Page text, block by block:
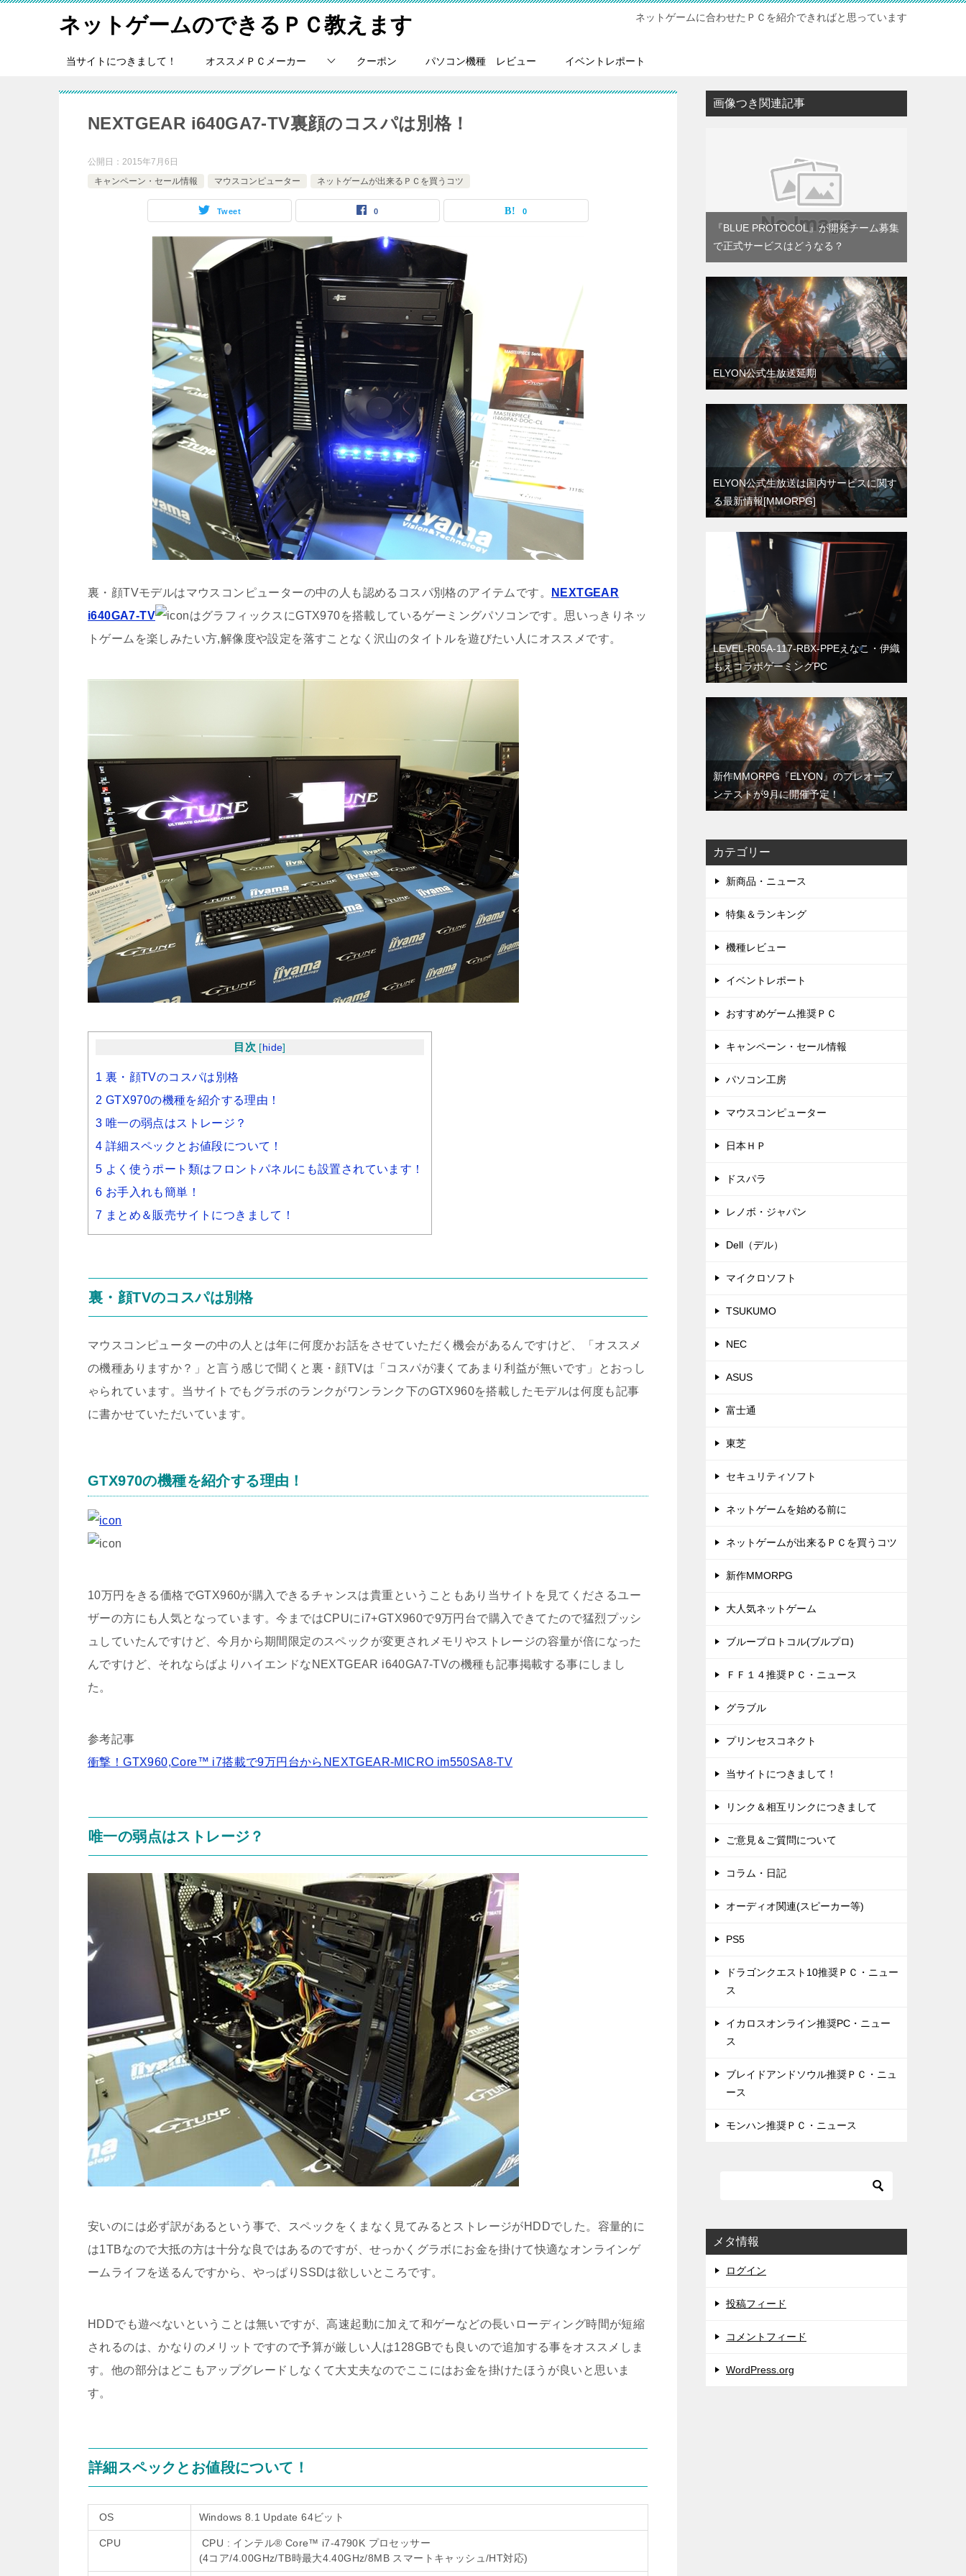
ネットゲームのできるＰＣ教えます ネットゲームに合わせたＰＣを紹介できればと思っています
当サイトにつきまして！ オススメＰＣメーカー クーポン パソコン機種 レビュー イベントレポート
NEXTGEAR i640GA7-TV裏顔のコスパは別格！
公開日： 2015年7月6日
キャンペーン・セール情報
マウスコンピューター ネットゲームが出来るＰＣを買うコツ
Tweet 0 0
裏・顔TVモデルはマウスコンピューターの中の人も認めるコスパ別格のアイテムです。
NEXTGEAR
i640GA7-TV
はグラフィックスにGTX970を搭載しているゲーミングパソコンです。思いっきりネッ
トゲームを楽しみたい方,解像度や設定を落すことなく沢山のタイトルを遊びたい人にオススメです。
目次 [ hide]
1 裏・顔TVのコスパは別格
2 GTX970の機種を紹介する理由！
3 唯一の弱点はストレージ？
4 詳細スペックとお値段について！
5 よく使うポート類はフロントパネルにも設置されています！
6 お手入れも簡単！
7 まとめ＆販売サイトにつきまして！
裏・顔TVのコスパは別格
マウスコンピューターの中の人とは年に何度かお話をさせていただく機会があるんですけど、「オススメ
の機種ありますか？」と言う感じで聞くと裏・顔TVは「コスパが凄くてあまり利益が無いです」とおっし
ゃられています。当サイトでもグラボのランクがワンランク下のGTX960を搭載したモデルは何度も記事
に書かせていただいています。
GTX970の機種を紹介する理由！
10万円をきる価格でGTX960が購入できるチャンスは貴重ということもあり当サイトを見てくださるユー
ザーの方にも人気となっています。今まではCPUにi7+GTX960で9万円台で購入できてたので猛烈プッシ
ュしていたんですけど、今月から期間限定のスペックが変更されメモリやストレージの容量が倍になった
んですけど、それならばよりハイエンドなNEXTGEAR i640GA7-TVの機種も記事掲載する事にしまし
た。
参考記事
衝撃！GTX960,Core™ i7搭載で9万円台からNEXTGEAR-MICRO im550SA8-TV
唯一の弱点はストレージ？
安いのには必ず訳があるという事で、スペックをくまなく見てみるとストレージがHDDでした。容量的に
は1TBなので大抵の方は十分な良ではあるのですが、せっかくグラボにお金を掛けて快適なオンラインゲ
ームライフを送るんですから、やっぱりSSDは欲しいところです。
HDDでも遊べないということは無いですが、高速起動に加えて和ゲーなどの長いローディング時間が短縮
されるのは、かなりのメリットですので予算が厳しい人は128GBでも良いので追加する事をオススメしま
す。他の部分はどこもアップグレードしなくて大丈夫なのでここにはお金を掛けたほうが良いと思いま
す。
詳細スペックとお値段について！
OS Windows 8.1 Update 64ビット
CPU
CPU : インテル® Core™ i7-4790K プロセッサー
(4コア/4.00GHz/TB時最大4.40GHz/8MB スマートキャッシュ/HT対応)
画像つき関連記事
『BLUE PROTOCOL』が開発チーム募集
で正式サービスはどうなる？
ELYON公式生放送延期
ELYON公式生放送は国内サービスに関す
る最新情報[MMORPG]
LEVEL-R05A-117-RBX-PPEえなこ・伊織
もえコラボゲーミングPC
新作MMORPG『ELYON』のプレオープ
ンテストが9月に開催予定！
カテゴリー
新商品・ニュース
特集＆ランキング
機種レビュー
イベントレポート
おすすめゲーム推奨ＰＣ
キャンペーン・セール情報
パソコン工房
マウスコンピューター
日本ＨＰ
ドスパラ
レノボ・ジャパン
Dell（デル）
マイクロソフト
TSUKUMO
NEC
ASUS
富士通
東芝
セキュリティソフト
ネットゲームを始める前に
ネットゲームが出来るＰＣを買うコツ
新作MMORPG
大人気ネットゲーム
ブループロトコル(ブルプロ)
ＦＦ１４推奨ＰＣ・ニュース
グラブル
プリンセスコネクト
当サイトにつきまして！
リンク＆相互リンクにつきまして
ご意見＆ご質問について
コラム・日記
オーディオ関連(スピーカー等)
PS5
ドラゴンクエスト10推奨ＰＣ・ニュー
ス
イカロスオンライン推奨PC・ニュー
ス
ブレイドアンドソウル推奨ＰＣ・ニュ
ース
モンハン推奨ＰＣ・ニュース
メタ情報
ログイン
投稿フィード
コメントフィード
WordPress.org